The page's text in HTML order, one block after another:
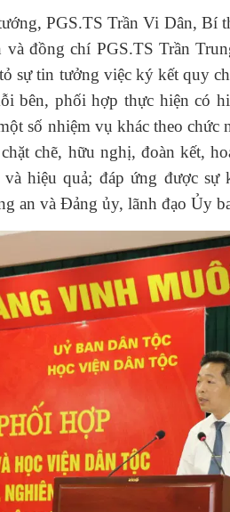
PGS.TS Trần Vi Dân, Bí
đồng chí PGS.TS Trần
sự tin tưởng việc ký kết quy
bên, phối hợp thực hiện có
số nhiệm vụ khác theo chức
chẽ, hữu nghị, đoàn kết,
hiệu quả; đáp ứng được
an và Đảng ủy, lãnh đạo Ủy